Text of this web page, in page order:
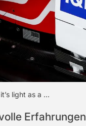
light as a …
Erfahrungen